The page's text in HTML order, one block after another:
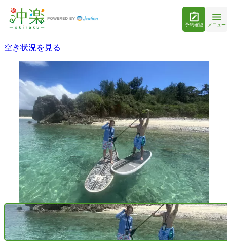
予約確認 メニュー
空き状況を見る